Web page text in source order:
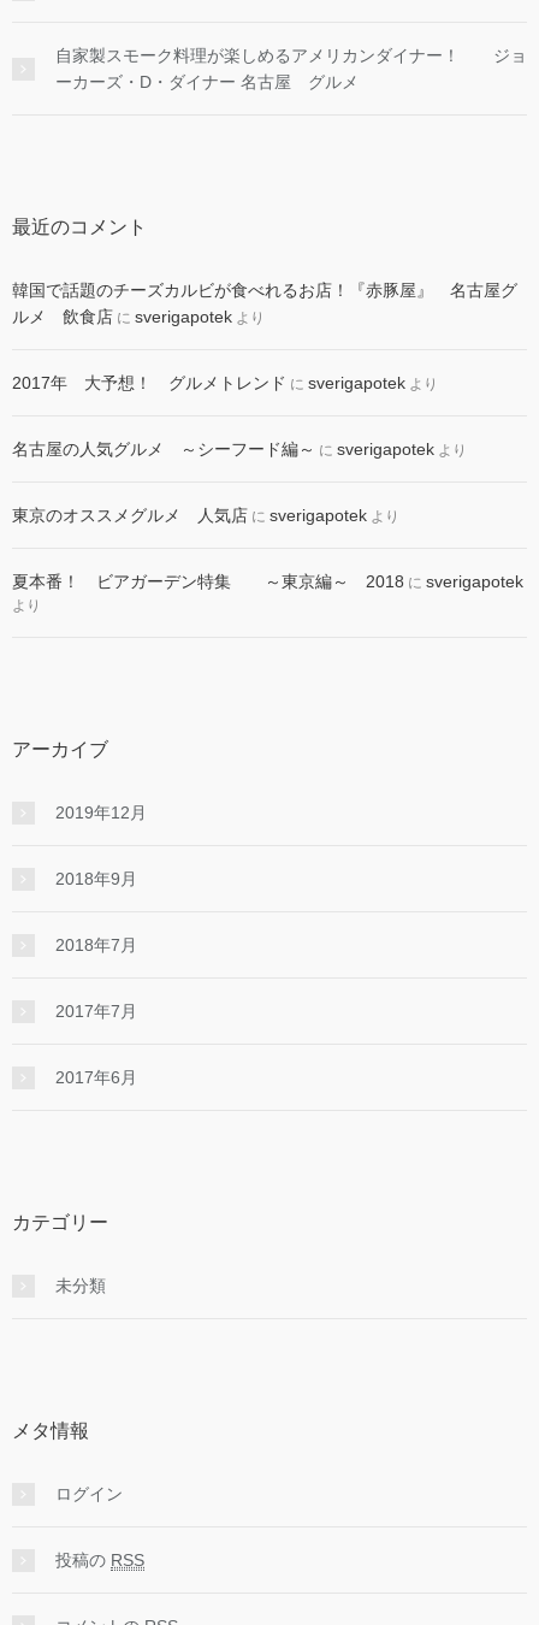
自家製スモーク料理が楽しめるアメリカンダイナー！ ジョ
ーカーズ・D・ダイナー 名古屋 グルメ
最近のコメント
韓国で話題のチーズカルビが食べれるお店！『赤豚屋』 名古屋グ
ルメ 飲食店 に sverigapotek より
2017年 大予想！ グルメトレンド に sverigapotek より
名古屋の人気グルメ ～シーフード編～ に sverigapotek より
東京のオススメグルメ 人気店 に sverigapotek より
夏本番！ ビアガーデン特集 ～東京編～ 2018 に sverigapotek
より
アーカイブ
2019年12月
2018年9月
2018年7月
2017年7月
2017年6月
カテゴリー
未分類
メタ情報
ログイン
投稿の RSS